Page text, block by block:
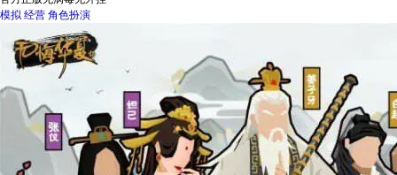
模拟 经营 角色扮演